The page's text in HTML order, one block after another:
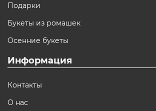
Подарки
Букеты из ромашек
Осенние букеты
Информация
Контакты
О нас